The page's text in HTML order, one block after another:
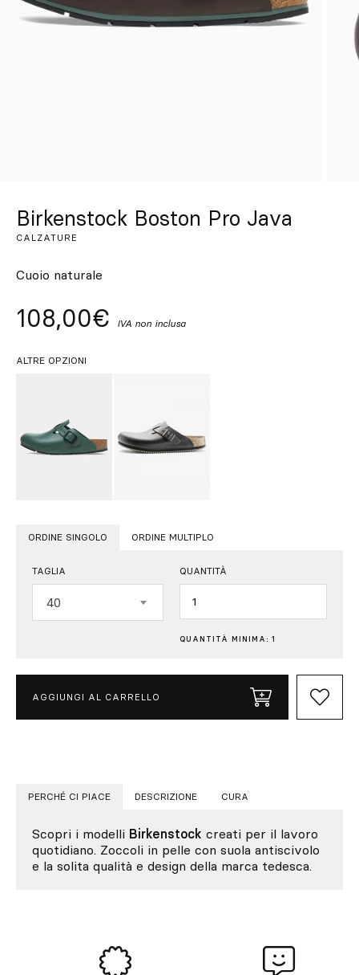
Birkenstock Boston Pro Java
CALZATURE
Cuoio naturale
108,00€ IVA non inclusa
ALTRE OPZIONI
ORDINE SINGOLO ORDINE MULTIPLO
TAGLIA
40
QUANTITÀ
QUANTITÀ MINIMA: 1
AGGIUNGI AL CARRELLO
PERCHÉ CI PIACE DESCRIZIONE CURA
Scopri i modelli Birkenstock creati per il lavoro
quotidiano. Zoccoli in pelle con suola antiscivolo
e la solita qualità e design della marca tedesca.